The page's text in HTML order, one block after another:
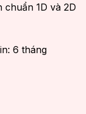
1D và 2D
6 tháng